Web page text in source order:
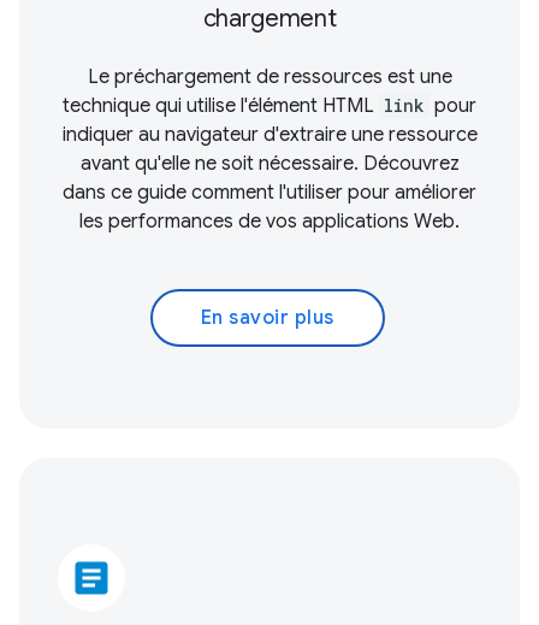
chargement
Le préchargement de ressources est une
technique qui utilise l'élément HTML link pour
indiquer au navigateur d'extraire une ressource
avant qu'elle ne soit nécessaire. Découvrez
dans ce guide comment l'utiliser pour améliorer
les performances de vos applications Web.
En savoir plus
article